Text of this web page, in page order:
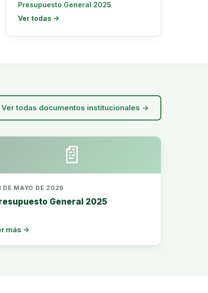
Presupuesto General 2025
Ver todas →
Ver todas documentos institucionales →
📄
DE MAYO DE 2026
General 2025
más →